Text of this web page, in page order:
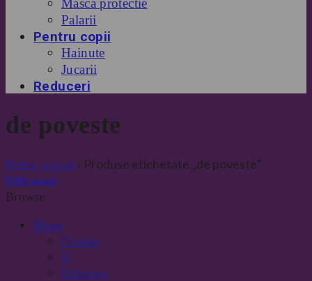
Masca protectie
Palarii
Pentru copii
Hainute
Jucarii
Reduceri
de poveste
Prima pagină/ Produse etichetate „de poveste”
Filtrează
Browse
Bluze
Camasi
II
Pulovere